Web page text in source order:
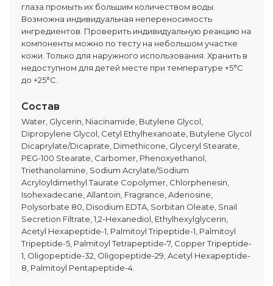
глаза промыть их большим количеством воды.
Возможна индивидуальная непереносимость
ингредиентов. Проверить индивидуальную реакцию на
компоненты можно по тесту на небольшом участке
кожи. Только для наружного использования. Хранить в
недоступном для детей месте при температуре +5°C
до +25°C.
Состав
Water, Glycerin, Niacinamide, Butylene Glycol,
Dipropylene Glycol, Cetyl Ethylhexanoate, Butylene Glycol
Dicaprylate/Dicaprate, Dimethicone, Glyceryl Stearate,
PEG-100 Stearate, Carbomer, Phenoxyethanol,
Triethanolamine, Sodium Acrylate/Sodium
Acryloyldimethyl Taurate Copolymer, Chlorphenesin,
Isohexadecane, Allantoin, Fragrance, Adenosine,
Polysorbate 80, Disodium EDTA, Sorbitan Oleate, Snail
Secretion Filtrate, 1,2-Hexanediol, Ethylhexylglycerin,
Acetyl Hexapeptide-1, Palmitoyl Tripeptide-1, Palmitoyl
Tripeptide-5, Palmitoyl Tetrapeptide-7, Copper Tripeptide-
1, Oligopeptide-32, Oligopeptide-29, Acetyl Hexapeptide-
8, Palmitoyl Pentapeptide-4.